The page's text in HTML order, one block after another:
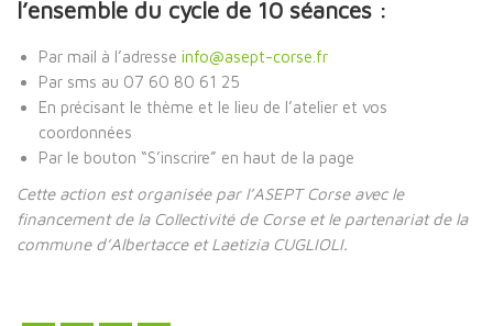
l’ensemble du cycle de 10 séances :
Par mail à l’adresse info@asept-corse.fr
Par sms au 07 60 80 61 25
En précisant le thème et le lieu de l’atelier et vos
coordonnées
Par le bouton “S’inscrire” en haut de la page
Cette action est organisée par l’ASEPT Corse avec le
financement de la Collectivité de Corse et le partenariat de la
commune d’Albertacce et Laetizia CUGLIOLI.